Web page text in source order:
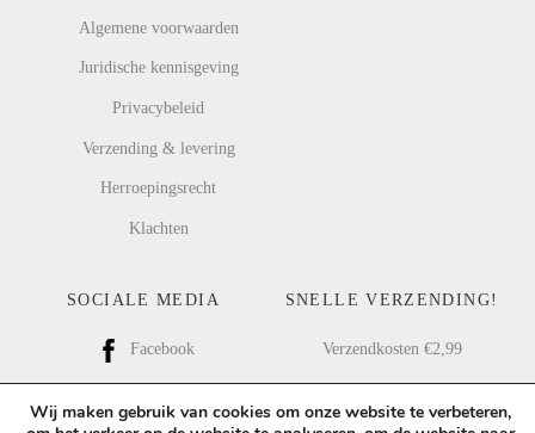
Algemene voorwaarden
Juridische kennisgeving
Privacybeleid
Verzending & levering
Herroepingsrecht
Klachten
SOCIALE MEDIA
Facebook
SNELLE VERZENDING!
Verzendkosten €2,99
Wij maken gebruik van cookies om onze website te verbeteren,